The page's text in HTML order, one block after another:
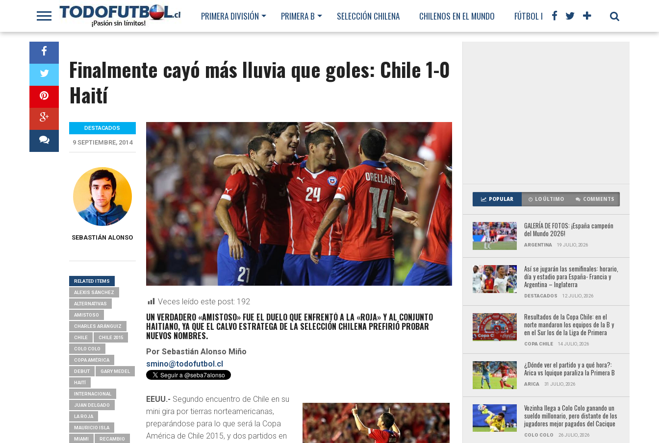
PRIMERA DIVISIÓN PRIMERA B SELECCIÓN CHILENA CHILENOS EN EL MUNDO FÚTBOL INTERNACIONAL
Finalmente cayó más lluvia que goles: Chile 1-0
Haití
Veces leído este post: 192
UN VERDADERO «AMISTOSO» FUE EL DUELO QUE ENFRENTÓ A LA «ROJA» Y AL CONJUNTO
HAITIANO, YA QUE EL CALVO ESTRATEGA DE LA SELECCIÓN CHILENA PREFIRIÓ PROBAR
NUEVOS NOMBRES.
Por Sebastián Alonso Miño
smino@todofutbol.cl
EEUU.- Segundo encuentro de Chile en su
mini gira por tierras norteamericanas,
preparándose para lo que será la Copa
América de Chile 2015, y dos partidos en
DESTACADOS
9 SEPTIEMBRE, 2014
SEBASTIÁN ALONSO
RELATED ITEMS
ALEXIS SÁNCHEZ
ALTERNATIVAS
AMISTOSO
CHARLES ARÁNGUIZ
CHILE CHILE 2015
COLO COLO
COPA AMÉRICA
DEBUT GARY MEDEL
HAITÍ
INTERNACIONAL
JUAN DELGADO
LA ROJA
MAURICIO ISLA
MIAMI RECAMBIO
POPULAR LO ÚLTIMO COMMENTS
GALERÍA DE FOTOS: ¡España campeón
del Mundo 2026!
ARGENTINA 19 JULIO, 2026
Así se jugarán las semifinales: horario,
día y estadio para España- Francia y
Argentina – Inglaterra
DESTACADOS 12 JULIO, 2026
Resultados de la Copa Chile: en el
norte mandaron los equipos de la B y
en el Sur los de la Liga de Primera
COPA CHILE 14 JULIO, 2026
¿Dónde ver el partido y a qué hora?:
Arica vs Iquique paraliza la Primera B
ARICA 31 JULIO, 2026
Vozinha llega a Colo Colo ganando un
sueldo millonario, pero distante de los
jugadores mejor pagados del Cacique
COLO COLO 26 JULIO, 2026